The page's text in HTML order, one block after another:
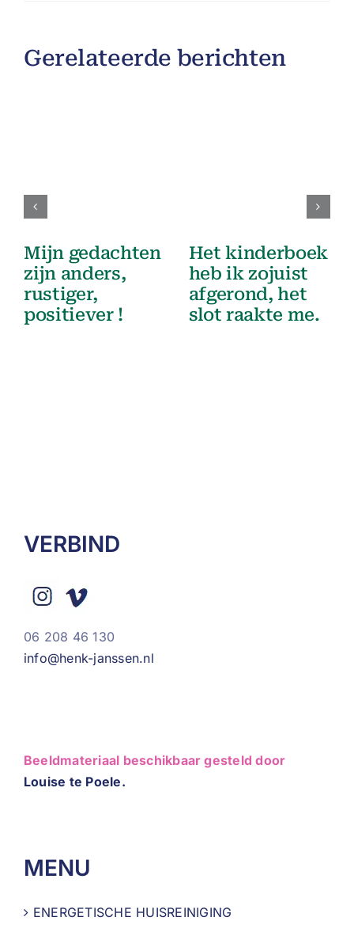
Gerelateerde berichten
Mijn gedachten
zijn anders,
rustiger,
positiever !
Het kinderboek
heb ik zojuist
afgerond, het
slot raakte me.
VERBIND
06 208 46 130
info@henk-janssen.nl
Beeldmateriaal beschikbaar gesteld door
Louise te Poele.
MENU
ENERGETISCHE HUISREINIGING